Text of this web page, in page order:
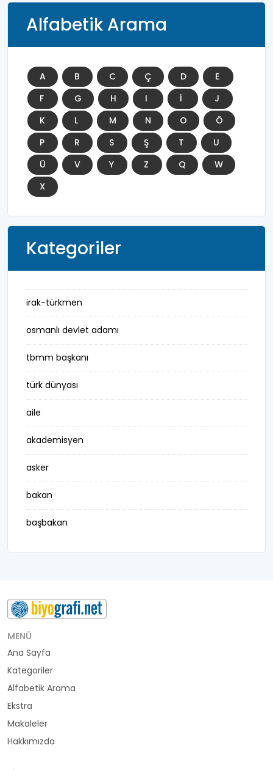
Alfabetik Arama
A B C Ç D
E
F
G H I İ
J
K
L M N O
Ö
P
R S Ş T
U
Ü
V Y Z Q
W
X
Kategoriler
irak-türkmen
osmanlı devlet adamı
tbmm başkanı
türk dünyası
aile
akademisyen
asker
bakan
başbakan
belediye başkanı
buluş
bürokrat
büyükelçi
cumhurbaşkanı
din adamı
MENÜ
Ana Sayfa
Kategoriler
Alfabetik Arama
Ekstra
Makaleler
Hakkımızda